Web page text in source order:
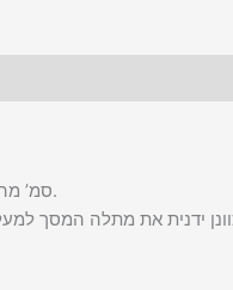
עמוד בגובה 152‪.‬4 סמ’ מהרצפה בגימור שחור של ציפוי אבקת אפוקסי.